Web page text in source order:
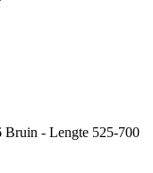
Bruin - Lengte 525-700